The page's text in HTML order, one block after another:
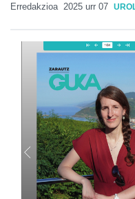
Erredakzioa 2025 urr 07